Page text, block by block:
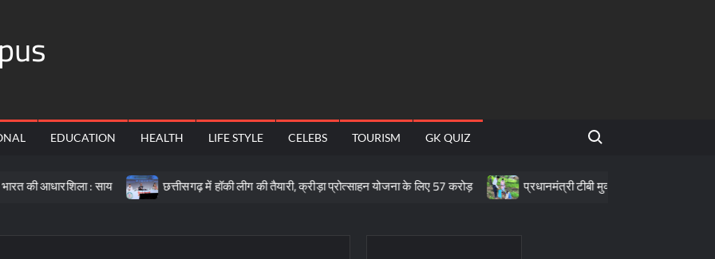
EDUCATION HEALTH LIFE STYLE CELEBS TOURISM GK QUIZ
Search for:
: साय छत्तीसगढ़ में हॉकी लीग की तैयारी, क्रीड़ा प्रोत्साहन योजना के लिए 57 करोड़ प्रधानमंत्री टीबी मुक्त भारत अभियान के तहत पीवीटीजी